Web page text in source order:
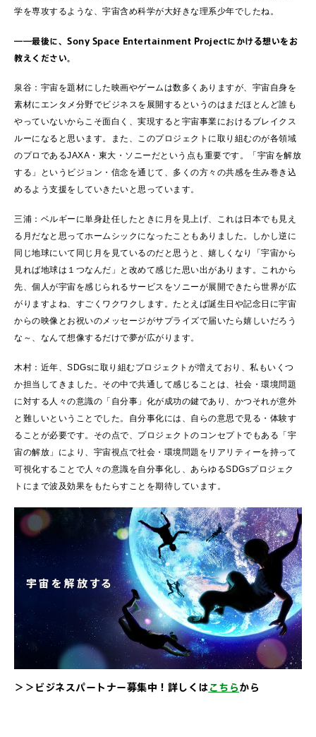
学を専攻するような、宇宙含め科学が大好きな理系少年でしたね。
――最後に、Sony Space Entertainment Projectにかける想いをお
教えください。
泉谷：宇宙を題材にした映画やゲームは数多くありますが、宇宙自身を
素材にエンタメ分野でビジネスを展開するというのはまだほとんど誰も
やっていないからこそ面白く、実現すると宇宙事業におけるブレイクス
ルーになると思います。また、このプロジェクトに取り組むのが各領域
のプロであるJAXA・東大・ソニーだという点も重要です。「宇宙を解放
する」というビジョン・信念を通じて、多くの方々の共感を生み巻き込
めるよう支援をしていきたいと思っています。
三浦：ベルギーに単身赴任したときに月を見上げ、これは日本でも見え
る月だなと思ってホームシックになったこともありました。しかし逆に
同じ地球にいて同じ月を見ているのだと思うと、嬉しくなり「宇宙から
見れば地球は１つなんだ」と改めて感じた思い出があります。これから
先、個人が宇宙を感じられるサービスをソニーが展開できたら世界が広
がりますよね、すごくワクワクします。たとえば誕生日や記念日に宇宙
からの映像とお祝いのメッセージがサプライズで届いたら嬉しいだろう
な～、なんて想像するだけで夢が広がります。
木村：近年、SDGsに取り組むプロジェクトが増えており、私もいくつ
か担当してきました。その中で共通して感じることは、社会・環境問題
に対する人々の意識の「自分事」化が成功の鍵であり、かつそれが意外
と難しいということでした。自分事化には、自らの意思で見る・体験す
ることが必要です。その点で、プロジェクトのコンセプトでもある「宇
宙の解放」により、宇宙視点で社会・環境問題をリアリティーを持って
可視化することで人々の意識を自分事化し、あらゆるSDGsプロジェク
トにまで波及効果をもたらすことを期待しています。
＞＞ビジネスパートナー募集中！詳しくはこちらから